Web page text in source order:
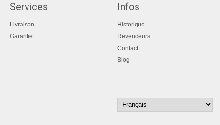
Services
Livraison
Garantie
Infos
Historique
Revendeurs
Contact
Blog